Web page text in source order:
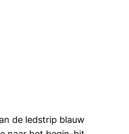
de ledstrip blauw